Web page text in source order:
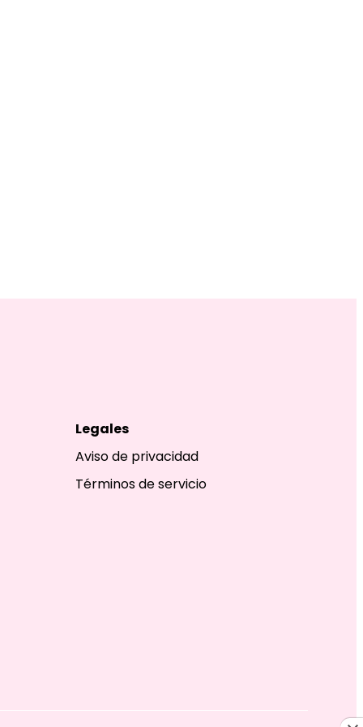
Legales
Aviso de privacidad
Términos de servicio